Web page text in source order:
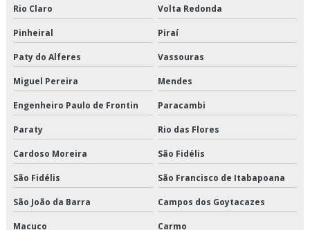
Distribuição de alimentos congelados preço
Distribuição de alimentos congelados são paulo
Distribuição de alimentos congelados valor
Distribuição de alimentos refrigerados em sp
Distribuição de alimentos refrigerados preço
Distribuição de alimentos refrigerados valor
Rio Claro Volta Redonda
Pinheiral Piraí
Paty do Alferes Vassouras
Miguel Pereira Mendes
Engenheiro Paulo de Frontin Paracambi
Paraty Rio das Flores
Cardoso Moreira São Fidélis
São Fidélis São Francisco de Itabapoana
São João da Barra Campos dos Goytacazes
Macuco Carmo